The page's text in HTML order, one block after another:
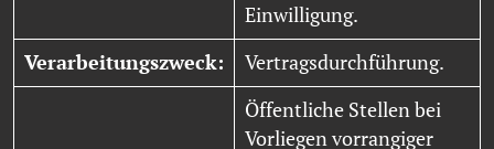
Einwilligung.
Verarbeitungszweck:
Vertragsdurchführung.
Öffentliche Stellen bei
Vorliegen vorrangiger